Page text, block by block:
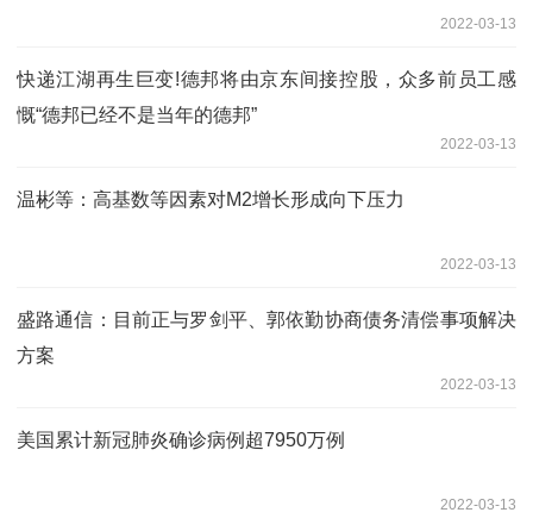
2022-03-13
快递江湖再生巨变!德邦将由京东间接控股，众多前员工感
慨“德邦已经不是当年的德邦”
2022-03-13
温彬等：高基数等因素对M2增长形成向下压力
2022-03-13
盛路通信：目前正与罗剑平、郭依勤协商债务清偿事项解决
方案
2022-03-13
美国累计新冠肺炎确诊病例超7950万例
2022-03-13